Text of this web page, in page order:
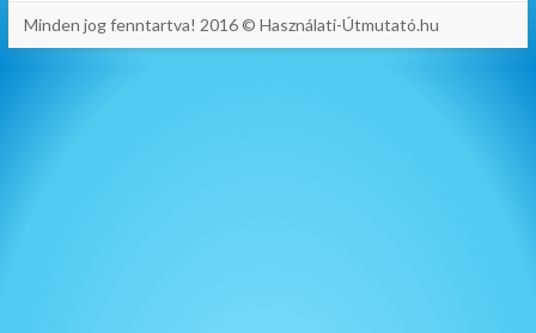
Minden jog fenntartva! 2016 © Használati-Útmutató.hu